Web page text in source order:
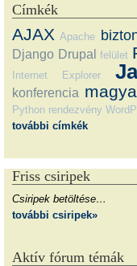
Címkék
AJAX Apache
Django Drupal felület
Internet Explorer
konferencia
Python rendezvény
további címkék
Friss csiripek
Csiripek betöltése…
további csiripek»
Aktív fórum témák